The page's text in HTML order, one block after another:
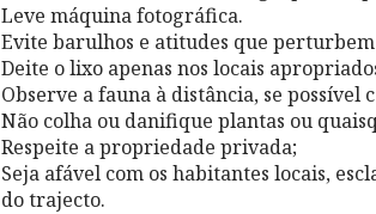
Leve máquina fotográfica.
Evite barulhos e atitudes que perturbem
Deite o lixo apenas nos locais
Observe a fauna à distância, se possível
Não colha ou danifique plantas ou
Respeite a propriedade privada;
Seja afável com os habitantes locais,
do trajecto.